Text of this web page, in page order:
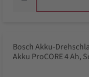
Bosch Akku-
Akku ProCORE 4 Ah,